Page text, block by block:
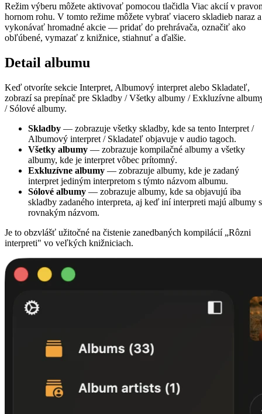
Režim výberu môžete aktivovať pomocou tlačidla Viac akcií v
hornom rohu. V tomto režime môžete vybrať viacero skladieb naraz a
vykonávať hromadné akcie — pridať do prehrávača, označiť ako
obľúbené, vymazať z knižnice, stiahnuť a ďalšie.
Detail albumu
Keď otvoríte sekcie Interpret, Albumový interpret alebo Skladateľ,
zobrazí sa prepínač pre Skladby / Všetky albumy / Exkluzívne
/ Sólové albumy.
Skladby — zobrazuje všetky skladby, kde sa tento Interpret /
Albumový interpret / Skladateľ objavuje v audio tagoch.
Všetky albumy — zobrazuje kompilačné albumy a všetky
albumy, kde je interpret vôbec prítomný.
Exkluzívne albumy — zobrazuje albumy, kde je zadaný
interpret jediným interpretom s týmto názvom albumu.
Sólové albumy — zobrazuje albumy, kde sa objavujú iba
skladby zadaného interpreta, aj keď iní interpreti majú albumy s
rovnakým názvom.
Je to obzvlášť užitočné na čistenie zanedbaných kompilácií „Rôzni
interpreti" vo veľkých knižniciach.